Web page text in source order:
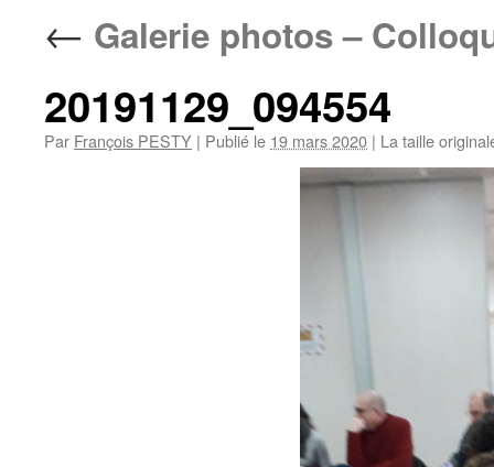
← Galerie photos –
20191129_094554
Par François PESTY | Publié le 19 mars 2020 | La taille